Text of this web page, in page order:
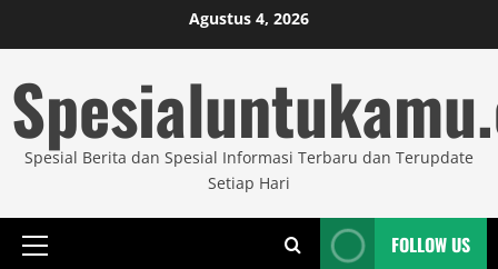
to
Agustus 4, 2026
Spesial Berita dan Spesial Informasi Terbaru dan Terupdate
Setiap Hari
Primary
FOLLOW US